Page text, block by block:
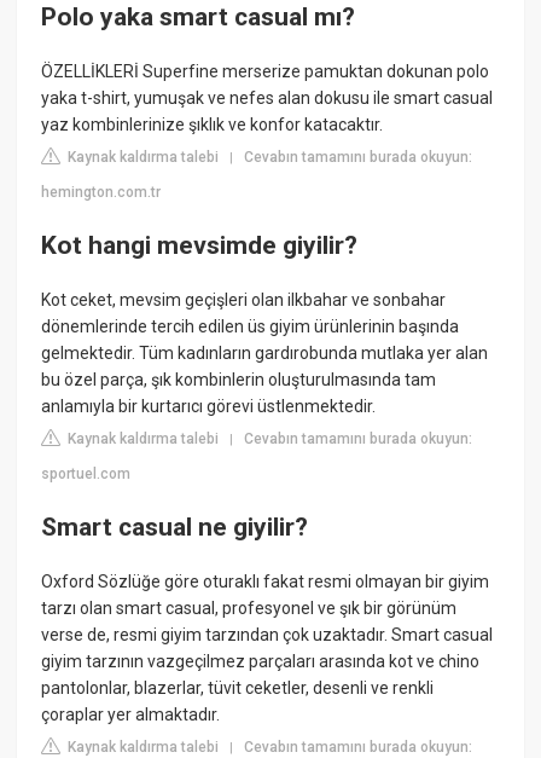
Polo yaka smart casual mı?
ÖZELLİKLERİ Superfine merserize pamuktan dokunan polo
yaka t-shirt, yumuşak ve nefes alan dokusu ile smart casual
yaz kombinlerinize şıklık ve konfor katacaktır.
Kaynak kaldırma talebi |Cevabın tamamını burada okuyun:
hemington.com.tr
Kot hangi mevsimde giyilir?
Kot ceket, mevsim geçişleri olan ilkbahar ve sonbahar
dönemlerinde tercih edilen üs giyim ürünlerinin başında
gelmektedir. Tüm kadınların gardırobunda mutlaka yer alan
bu özel parça, şık kombinlerin oluşturulmasında tam
anlamıyla bir kurtarıcı görevi üstlenmektedir.
Kaynak kaldırma talebi |Cevabın tamamını burada okuyun:
sportuel.com
Smart casual ne giyilir?
Oxford Sözlüğe göre oturaklı fakat resmi olmayan bir giyim
tarzı olan smart casual, profesyonel ve şık bir görünüm
verse de, resmi giyim tarzından çok uzaktadır. Smart casual
giyim tarzının vazgeçilmez parçaları arasında kot ve chino
pantolonlar, blazerlar, tüvit ceketler, desenli ve renkli
çoraplar yer almaktadır.
Kaynak kaldırma talebi |Cevabın tamamını burada okuyun: